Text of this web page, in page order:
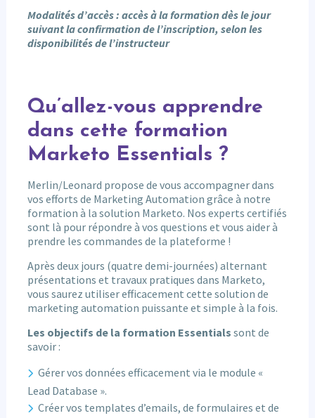
Modalités d’accès : accès à la formation dès le jour
suivant la confirmation de l’inscription, selon les
disponibilités de l’instructeur
Qu’allez-vous apprendre
dans cette formation
Marketo Essentials ?
Merlin/Leonard propose de vous accompagner dans
vos efforts de Marketing Automation grâce à notre
formation à la solution Marketo. Nos experts certifiés
sont là pour répondre à vos questions et vous aider à
prendre les commandes de la plateforme !
Après deux jours (quatre demi-journées) alternant
présentations et travaux pratiques dans Marketo,
vous saurez utiliser efficacement cette solution de
marketing automation puissante et simple à la fois.
Les objectifs de la formation Essentials sont de
savoir :
Gérer vos données efficacement via le module «
Lead Database ».
Créer vos templates d’emails, de formulaires et de